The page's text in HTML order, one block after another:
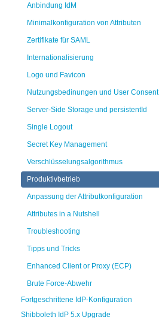
Anbindung IdM
Minimalkonfiguration von Attributen
Zertifikate für SAML
Internationalisierung
Logo und Favicon
Nutzungsbedinungen und User Consent
Server-Side Storage und persistentId
Single Logout
Secret Key Management
Verschlüsselungsalgorithmus
Produktivbetrieb
Anpassung der Attributkonfiguration
Attributes in a Nutshell
Troubleshooting
Tipps und Tricks
Enhanced Client or Proxy (ECP)
Brute Force-Abwehr
Fortgeschrittene IdP-Konfiguration
Shibboleth IdP 5.x Upgrade